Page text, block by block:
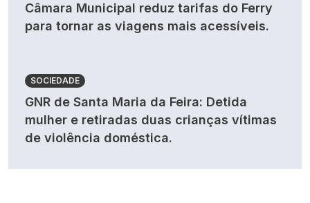
Câmara Municipal reduz tarifas do Ferry
para tornar as viagens mais acessíveis.
SOCIEDADE
GNR de Santa Maria da Feira: Detida
mulher e retiradas duas crianças vítimas
de violência doméstica.